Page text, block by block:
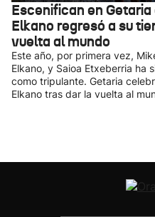
Escenifican en
Elkano regresó a su
vuelta al mundo
Este año, por primera vez,
Elkano, y Saioa Etxeberria ha
como tripulante. Getaria
Elkano tras dar la vuelta al